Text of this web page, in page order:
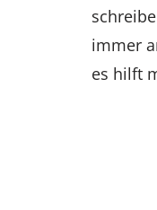
immer
es hilft